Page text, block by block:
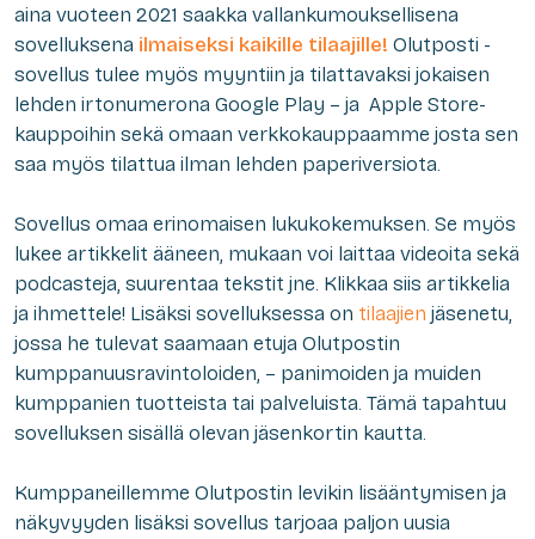
aina vuoteen 2021 saakka vallankumouksellisena
sovelluksena ilmaiseksi kaikille tilaajille! Olutposti -
sovellus tulee myös myyntiin ja tilattavaksi jokaisen
lehden irtonumerona Google Play – ja Apple Store-
kauppoihin sekä omaan verkkokauppaamme josta sen
saa myös tilattua ilman lehden paperiversiota.
Sovellus omaa erinomaisen lukukokemuksen. Se myös
lukee artikkelit ääneen, mukaan voi laittaa videoita sekä
podcasteja, suurentaa tekstit jne. Klikkaa siis artikkelia
ja ihmettele! Lisäksi sovelluksessa on tilaajien jäsenetu,
jossa he tulevat saamaan etuja Olutpostin
kumppanuusravintoloiden, – panimoiden ja muiden
kumppanien tuotteista tai palveluista. Tämä tapahtuu
sovelluksen sisällä olevan jäsenkortin kautta.
Kumppaneillemme Olutpostin levikin lisääntymisen ja
näkyvyyden lisäksi sovellus tarjoaa paljon uusia